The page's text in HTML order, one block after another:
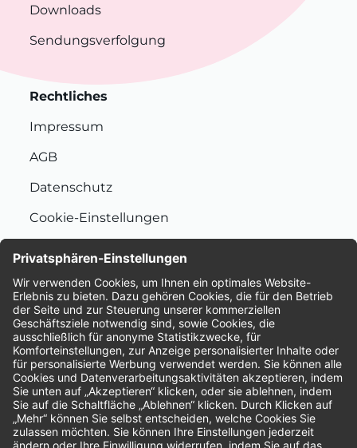
Downloads
Sendungsverfolgung
Rechtliches
Impressum
AGB
Datenschutz
Cookie-Einstellungen
Bewertungen